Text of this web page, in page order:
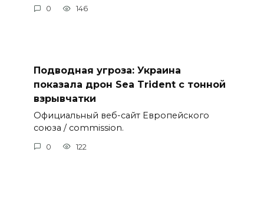
0 146
Подводная угроза: Украина
показала дрон Sea Trident с тонной
взрывчатки
Официальный веб-сайт Европейского
союза / commission.
0 122